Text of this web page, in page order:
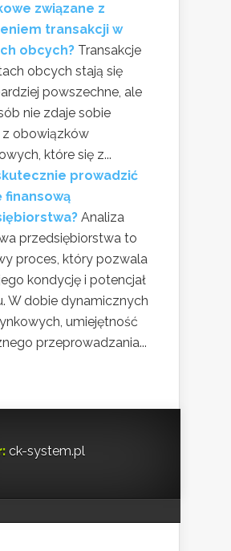
związane z
transakcji w
obcych? Transakcje
obcych stają się
powszechne, ale
nie zdaje sobie
obowiązków
które się z...
prowadzić
finansową
Analiza
przedsiębiorstwa to
proces, który pozwala
kondycję i potencjał
W dobie dynamicznych
umiejętność
przeprowadzania...
ck-system.pl